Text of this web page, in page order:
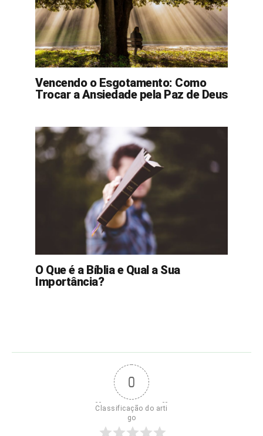
Vencendo o Esgotamento: Como
Trocar a Ansiedade pela Paz de Deus
O Que é a Bíblia e Qual a Sua
Importância?
0
Classificação do arti
go